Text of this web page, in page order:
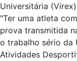
Universitária
"Ter uma atleta
prova transmitida
o trabalho sério da
Atividades